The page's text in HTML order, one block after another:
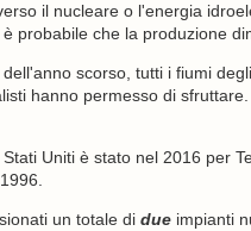
il nucleare o l'energia
probabile che la produzione
scorso, tutti i fiumi
hanno permesso di
Uniti è stato nel 2016 per
un totale di dueimpianti